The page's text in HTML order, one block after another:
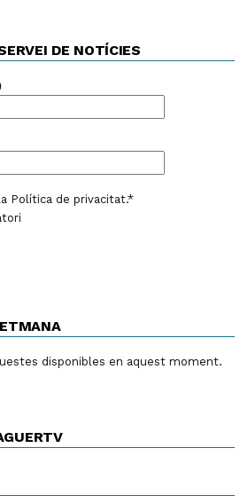
DE NOTÍCIES
Política de privacitat.*
disponibles en aquest moment.